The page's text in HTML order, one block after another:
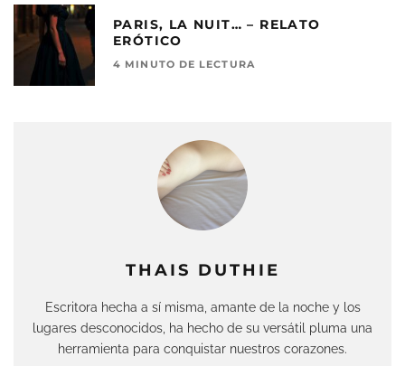
THAIS DUTHIE
Escritora hecha a sí misma, amante de la noche y los
lugares desconocidos, ha hecho de su versátil pluma una
herramienta para conquistar nuestros corazones.
PARIS, LA NUIT… – RELATO
ERÓTICO
4 MINUTO DE LECTURA